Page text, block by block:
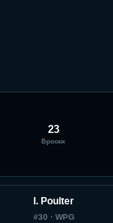
23
Броски
I. Poulter
#30 · WPG